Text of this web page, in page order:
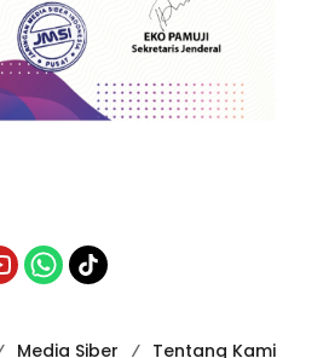
Media Siber Tentang Kami